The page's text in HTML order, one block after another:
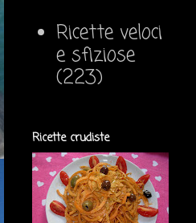
Ricette veloci
e sfiziose
(223)
Ricette crudiste